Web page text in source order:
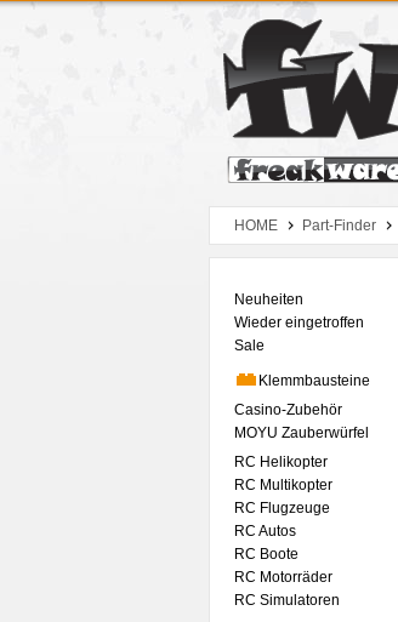
Zum Hauptmenue
Zum Seiteninhalt
Zum Warenkob
HOME Part-Finder
Neuheiten
Wieder eingetroffen
Sale
Klemmbausteine
Casino-Zubehör
MOYU Zauberwürfel
RC Helikopter
RC Multikopter
RC Flugzeuge
RC Autos
RC Boote
RC Motorräder
RC Simulatoren